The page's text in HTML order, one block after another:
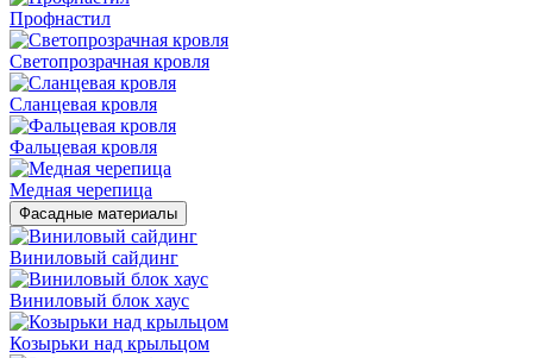
Профнастил
Светопрозрачная кровля
Сланцевая кровля
Фальцевая кровля
Медная черепица
Фасадные материалы
Виниловый сайдинг
Виниловый блок хаус
Козырьки над крыльцом